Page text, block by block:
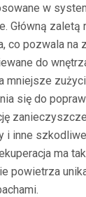
w
Główną
co pozwala
do
mniejsze
się do
i inne
ma
powietrza